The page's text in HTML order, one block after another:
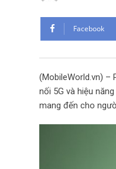
Facebook
(MobileWorld.vn) –
nối 5G và hiệu
mang đến cho